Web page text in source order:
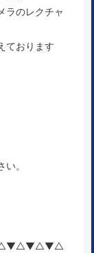
ラのレクチャ
ております
。